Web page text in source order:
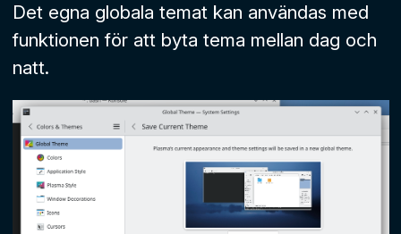
Det egna globala temat kan användas med
funktionen för att byta tema mellan dag och
natt.